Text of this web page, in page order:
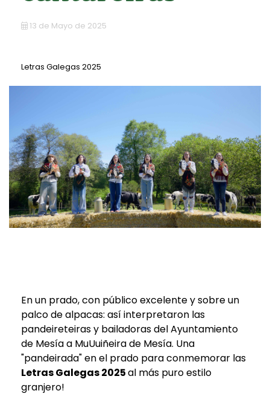
13 de Mayo de 2025
Letras Galegas 2025
En un prado, con público excelente y sobre un
palco de alpacas: así interpretaron las
pandeireteiras y bailadoras del Ayuntamiento
de Mesía a MuUuiñeira de Mesía. Una
"pandeirada" en el prado para conmemorar las
Letras Galegas 2025al más puro estilo
granjero!